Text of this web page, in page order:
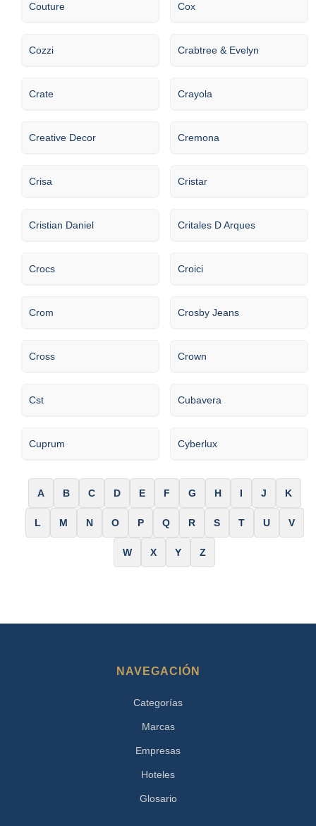
Couture Cox
Cozzi Crabtree & Evelyn
Crate Crayola
Creative Decor Cremona
Crisa Cristar
Cristian Daniel Critales D Arques
Crocs Croici
Crom Crosby Jeans
Cross Crown
Cst Cubavera
Cuprum Cyberlux
A B C D E F G H I J K
L M N O P Q R S T U V
W X Y Z
NAVEGACIÓN
Categorías
Marcas
Empresas
Hoteles
Glosario